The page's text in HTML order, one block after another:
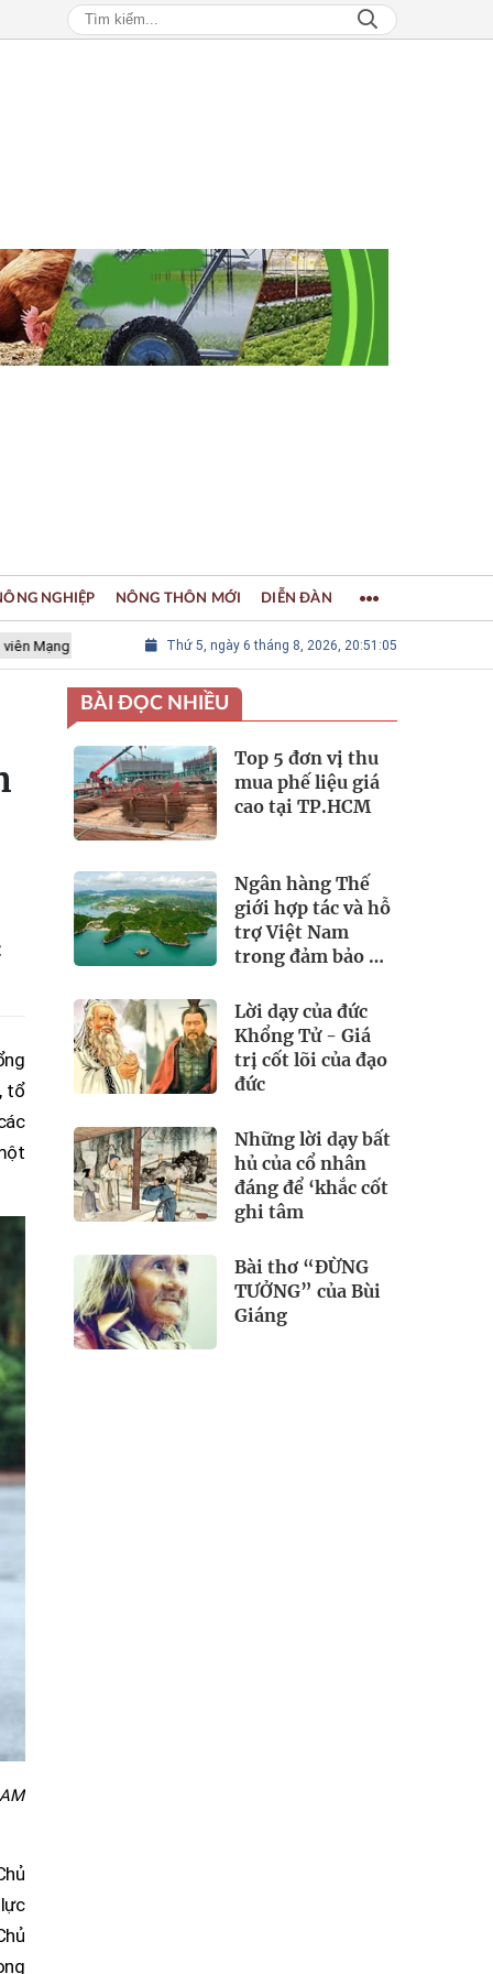
lưới các Thành phố Thủ công sáng tạo Thế giới LÀNG NGHỀ
Thứ 5, ngày 6 tháng 8, 2026, 20:51:07
NGHIỆP NÔNG THÔN MỚI DIỄN ĐÀN
tổ
BÀI ĐỌC NHIỀU
Top 5 đơn vị thu
mua phế liệu giá
cao tại TP.HCM
Ngân hàng Thế
giới hợp tác và hỗ
trợ Việt Nam
trong đảm bảo an
Lời dạy của đức
Khổng Tử - Giá
trị cốt lõi của đạo
đức
Những lời dạy bất
hủ của cổ nhân
đáng để ‘khắc cốt
ghi tâm
Bài thơ “ĐỪNG
TƯỞNG” của Bùi
Giáng